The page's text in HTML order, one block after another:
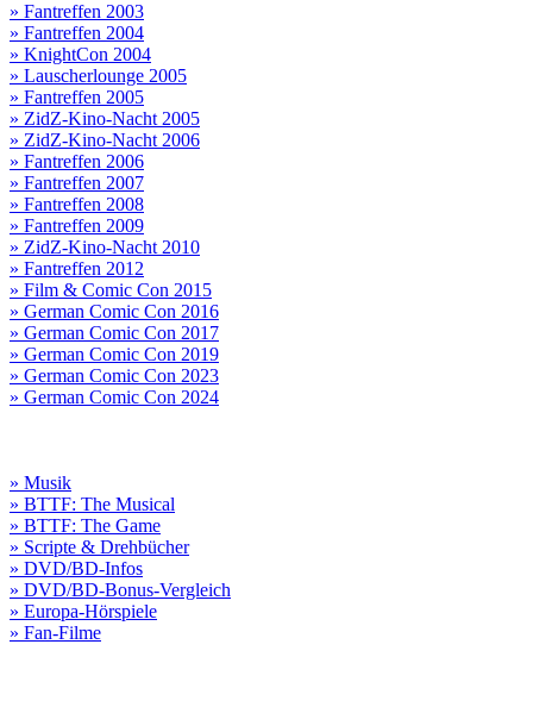
» Fantreffen 2003
» Fantreffen 2004
» KnightCon 2004
» Lauscherlounge 2005
» Fantreffen 2005
» ZidZ-Kino-Nacht 2005
» ZidZ-Kino-Nacht 2006
» Fantreffen 2006
» Fantreffen 2007
» Fantreffen 2008
» Fantreffen 2009
» ZidZ-Kino-Nacht 2010
» Fantreffen 2012
» Film & Comic Con 2015
» German Comic Con 2016
» German Comic Con 2017
» German Comic Con 2019
» German Comic Con 2023
» German Comic Con 2024
» Musik
» BTTF: The Musical
» BTTF: The Game
» Scripte & Drehbücher
» DVD/BD-Infos
» DVD/BD-Bonus-Vergleich
» Europa-Hörspiele
» Fan-Filme